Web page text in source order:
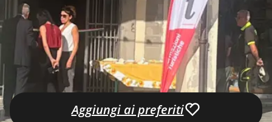
Aggiungi ai preferiti